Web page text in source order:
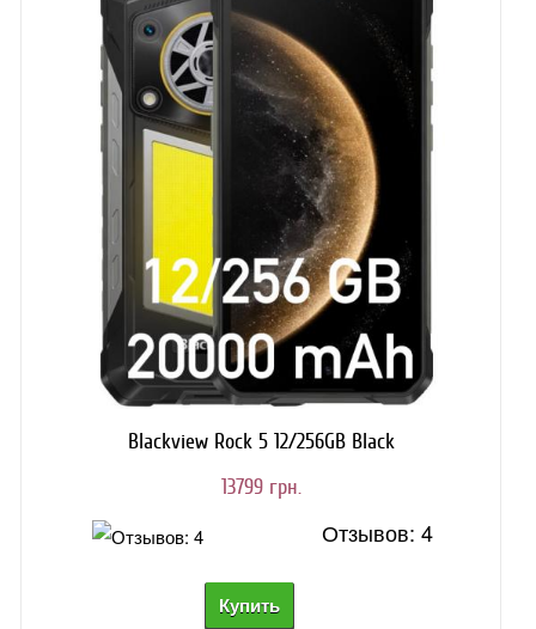
Blackview Rock 5 12/256GB Black
13799 грн.
Отзывов: 4